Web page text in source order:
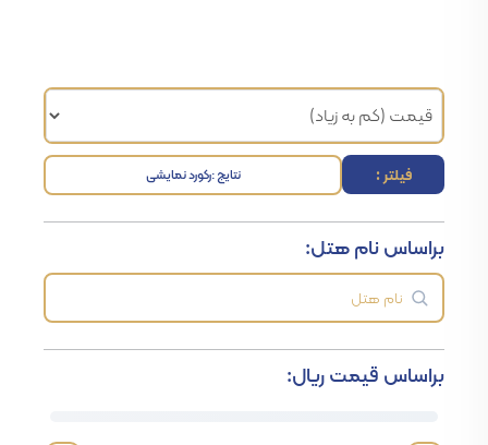
فیلتر : نتایج :رکورد نمایشی
براساس نام هتل:
براساس قیمت ریال: